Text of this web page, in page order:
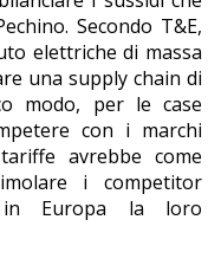
Secondo T&E,
elettriche di massa
una supply chain di
modo, per le case
con i marchi
avrebbe come
i competitor
in Europa la loro